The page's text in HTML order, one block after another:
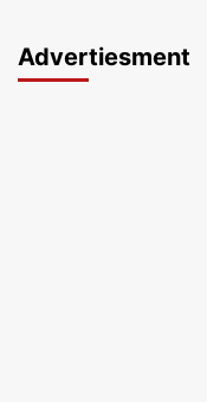
Advertiesment